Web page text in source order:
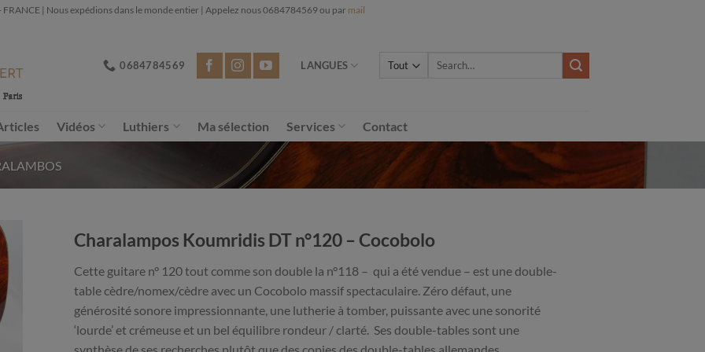
FRANCE | Nous expédions dans le monde entier | Appelez nous 0684784569 ou par mail
0684784569 LANGUES
Search
Vidéos Luthiers Ma sélection Services Contact
Charalampos Koumridis DT n°120 – Cocobolo
Cette guitare n° 120 tout comme son double la n°118 – qui a été vendue – est une double-
table cèdre/nomex/cèdre avec un Cocobolo massif spectaculaire. Zéro défaut, une
générosité sonore impressionnante, une lutherie à tomber, puissante avec une sonorité
‘lourde’ et crémeuse et un bel équilibre rondeur / clarté. Ses double-tables sont une